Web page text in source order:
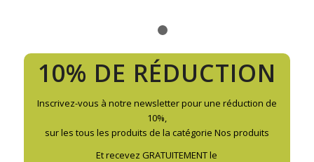
10% DE RÉDUCTION
Inscrivez-vous à notre newsletter pour une réduction de
10%,
sur les tous les produits de la catégorie Nos produits
Et recevez GRATUITEMENT le